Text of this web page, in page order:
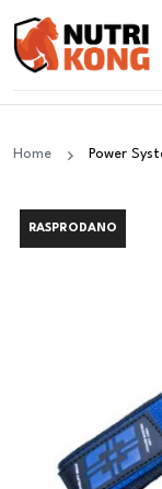
Home Power
RASPRODANO